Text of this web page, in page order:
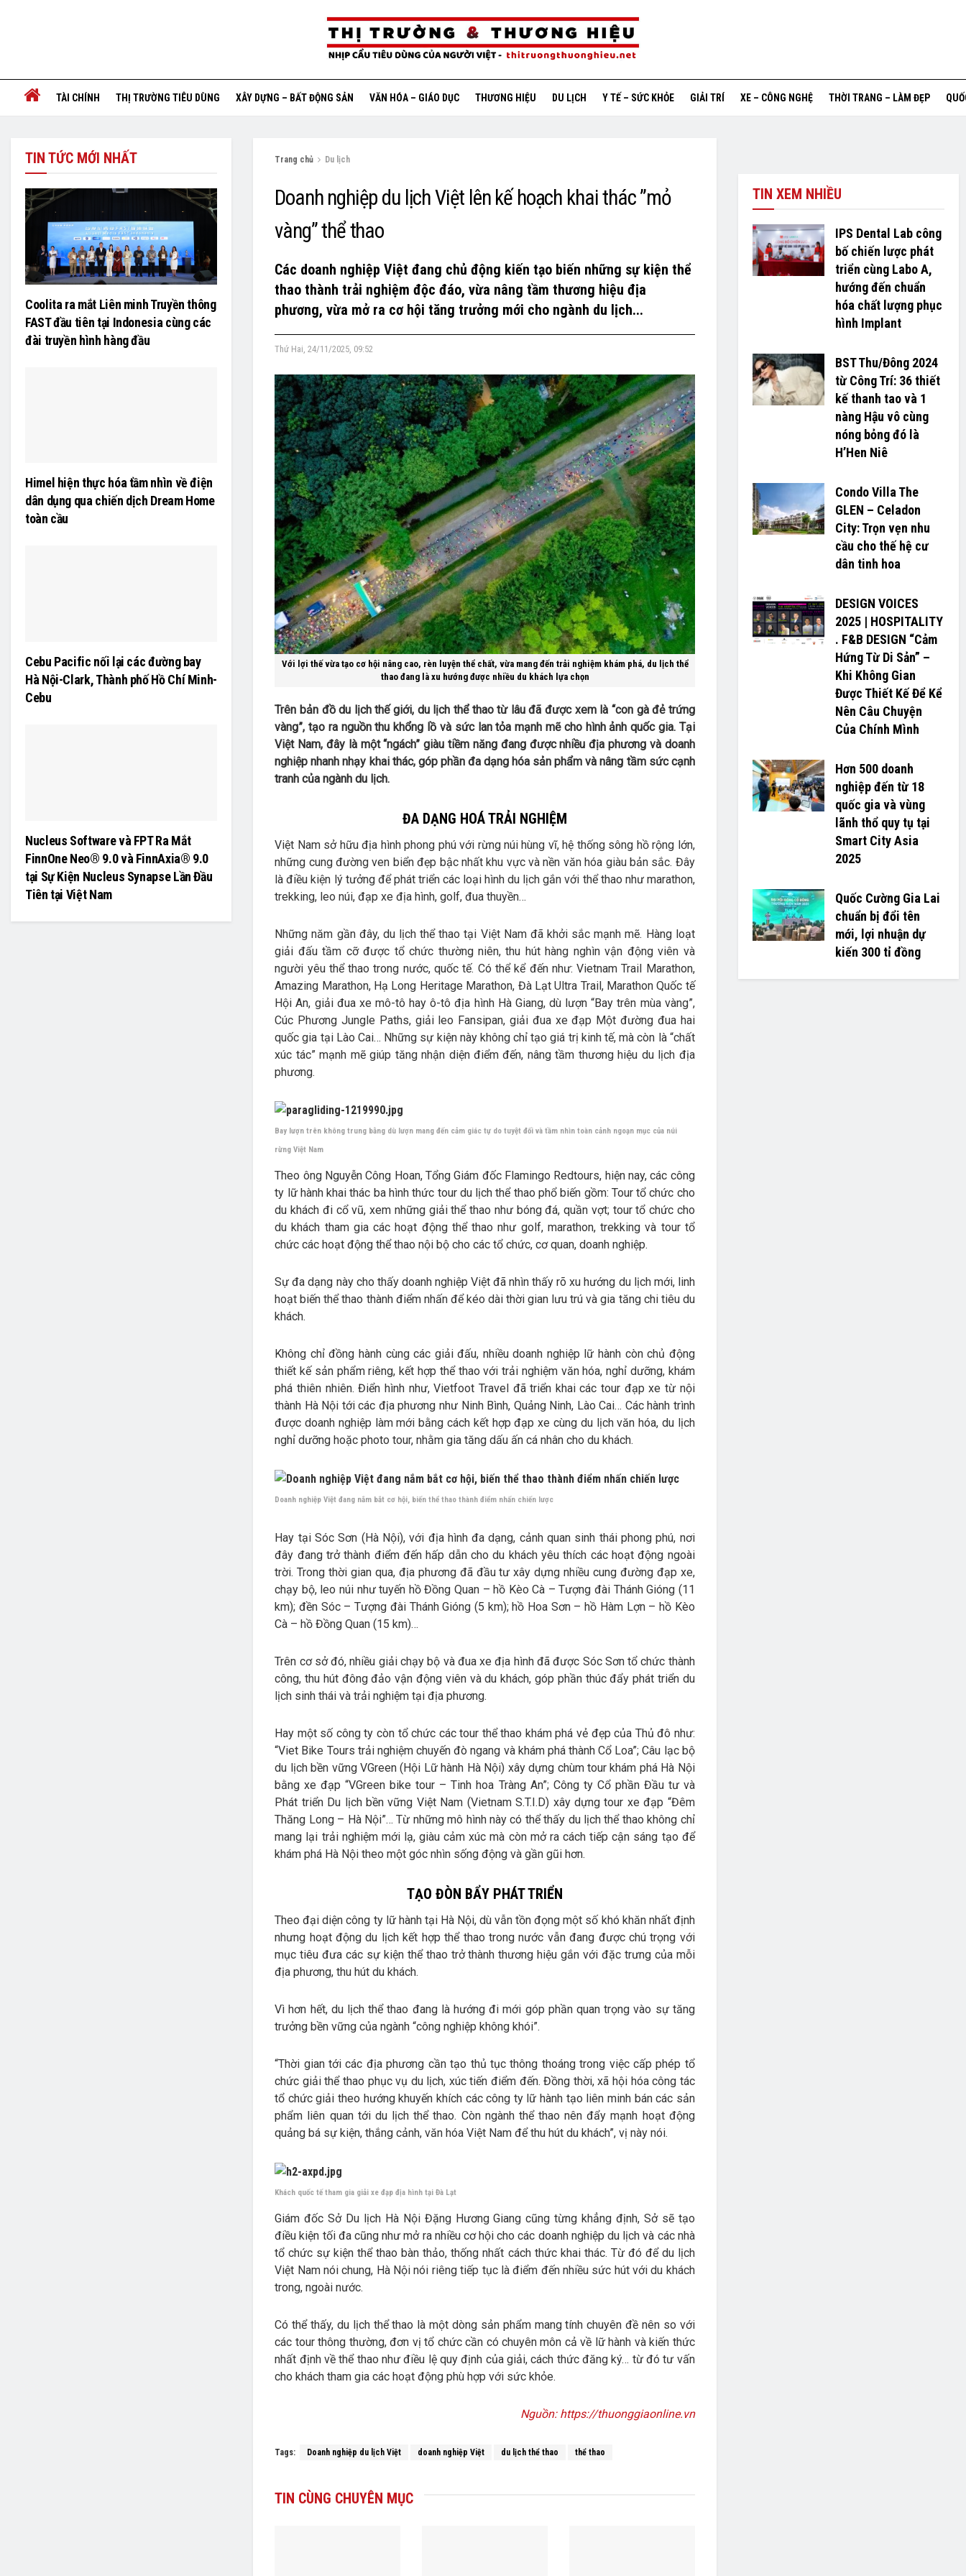
TÀI CHÍNH THỊ TRƯỜNG TIÊU DÙNG XÂY DỰNG – BẤT ĐỘNG SẢN VĂN HÓA – GIÁO DỤC THƯƠNG HIỆU DU LỊCH Y TẾ – SỨC KHỎE GIẢI TRÍ XE – CÔNG NGHỆ THỜI TRANG – LÀM ĐẸP
Trang chủ Du lịch
Doanh nghiệp du lịch Việt lên kế hoạch khai thác ”mỏ
vàng” thể thao
Các doanh nghiệp Việt đang chủ động kiến tạo biến những sự kiện thể
thao thành trải nghiệm độc đáo, vừa nâng tầm thương hiệu địa
phương, vừa mở ra cơ hội tăng trưởng mới cho ngành du lịch...
Thứ Hai, 24/11/2025, 09:52
Với lợi thế vừa tạo cơ hội nâng cao, rèn luyện thể chất, vừa mang đến trải nghiệm khám phá, du lịch thể
thao đang là xu hướng được nhiều du khách lựa chọn
Trên bản đồ du lịch thế giới, du lịch thể thao từ lâu đã được xem là “con gà đẻ trứng
vàng”, tạo ra nguồn thu khổng lồ và sức lan tỏa mạnh mẽ cho hình ảnh quốc gia. Tại
Việt Nam, đây là một “ngách” giàu tiềm năng đang được nhiều địa phương và doanh
nghiệp nhanh nhạy khai thác, góp phần đa dạng hóa sản phẩm và nâng tầm sức cạnh
tranh của ngành du lịch.
ĐA DẠNG HOÁ TRẢI NGHIỆM
Việt Nam sở hữu địa hình phong phú với rừng núi hùng vĩ, hệ thống sông hồ rộng lớn,
những cung đường ven biển đẹp bậc nhất khu vực và nền văn hóa giàu bản sắc. Đây
là điều kiện lý tưởng để phát triển các loại hình du lịch gắn với thể thao như marathon,
trekking, leo núi, đạp xe địa hình, golf, đua thuyền…
Những năm gần đây, du lịch thể thao tại Việt Nam đã khởi sắc mạnh mẽ. Hàng loạt
giải đấu tầm cỡ được tổ chức thường niên, thu hút hàng nghìn vận động viên và
người yêu thể thao trong nước, quốc tế. Có thể kể đến như: Vietnam Trail Marathon,
Amazing Marathon, Hạ Long Heritage Marathon, Đà Lạt Ultra Trail, Marathon Quốc tế
Hội An, giải đua xe mô-tô hay ô-tô địa hình Hà Giang, dù lượn “Bay trên mùa vàng”,
Cúc Phương Jungle Paths, giải leo Fansipan, giải đua xe đạp Một đường đua hai
quốc gia tại Lào Cai… Những sự kiện này không chỉ tạo giá trị kinh tế, mà còn là “chất
xúc tác” mạnh mẽ giúp tăng nhận diện điểm đến, nâng tầm thương hiệu du lịch địa
phương.
Bay lượn trên không trung bằng dù lượn mang đến cảm giác tự do tuyệt đối và tầm nhìn toàn cảnh ngoạn mục của núi
rừng Việt Nam
Theo ông Nguyễn Công Hoan, Tổng Giám đốc Flamingo Redtours, hiện nay, các công
ty lữ hành khai thác ba hình thức tour du lịch thể thao phổ biến gồm: Tour tổ chức cho
du khách đi cổ vũ, xem những giải thể thao như bóng đá, quần vợt; tour tổ chức cho
du khách tham gia các hoạt động thể thao như golf, marathon, trekking và tour tổ
chức các hoạt động thể thao nội bộ cho các tổ chức, cơ quan, doanh nghiệp.
Sự đa dạng này cho thấy doanh nghiệp Việt đã nhìn thấy rõ xu hướng du lịch mới, linh
hoạt biến thể thao thành điểm nhấn để kéo dài thời gian lưu trú và gia tăng chi tiêu du
khách.
Không chỉ đồng hành cùng các giải đấu, nhiều doanh nghiệp lữ hành còn chủ động
thiết kế sản phẩm riêng, kết hợp thể thao với trải nghiệm văn hóa, nghỉ dưỡng, khám
phá thiên nhiên. Điển hình như, Vietfoot Travel đã triển khai các tour đạp xe từ nội
thành Hà Nội tới các địa phương như Ninh Bình, Quảng Ninh, Lào Cai… Các hành trình
được doanh nghiệp làm mới bằng cách kết hợp đạp xe cùng du lịch văn hóa, du lịch
nghỉ dưỡng hoặc photo tour, nhằm gia tăng dấu ấn cá nhân cho du khách.
Doanh nghiệp Việt đang nắm bắt cơ hội, biến thể thao thành điểm nhấn chiến lược
Hay tại Sóc Sơn (Hà Nội), với địa hình đa dạng, cảnh quan sinh thái phong phú, nơi
đây đang trở thành điểm đến hấp dẫn cho du khách yêu thích các hoạt động ngoài
trời. Trong thời gian qua, địa phương đã đầu tư xây dựng nhiều cung đường đạp xe,
chạy bộ, leo núi như tuyến hồ Đồng Quan – hồ Kèo Cà – Tượng đài Thánh Gióng (11
km); đền Sóc – Tượng đài Thánh Gióng (5 km); hồ Hoa Sơn – hồ Hàm Lợn – hồ Kèo
Cà – hồ Đồng Quan (15 km)…
Trên cơ sở đó, nhiều giải chạy bộ và đua xe địa hình đã được Sóc Sơn tổ chức thành
công, thu hút đông đảo vận động viên và du khách, góp phần thúc đẩy phát triển du
lịch sinh thái và trải nghiệm tại địa phương.
Hay một số công ty còn tổ chức các tour thể thao khám phá vẻ đẹp của Thủ đô như:
“Viet Bike Tours trải nghiệm chuyến đò ngang và khám phá thành Cổ Loa”; Câu lạc bộ
du lịch bền vững VGreen (Hội Lữ hành Hà Nội) xây dựng chùm tour khám phá Hà Nội
bằng xe đạp “VGreen bike tour – Tinh hoa Tràng An”; Công ty Cổ phần Đầu tư và
Phát triển Du lịch bền vững Việt Nam (Vietnam S.T.I.D) xây dựng tour xe đạp “Đêm
Thăng Long – Hà Nội”… Từ những mô hình này có thể thấy du lịch thể thao không chỉ
mang lại trải nghiệm mới lạ, giàu cảm xúc mà còn mở ra cách tiếp cận sáng tạo để
khám phá Hà Nội theo một góc nhìn sống động và gần gũi hơn.
TẠO ĐÒN BẨY PHÁT TRIỂN
Theo đại diện công ty lữ hành tại Hà Nội, dù vẫn tồn đọng một số khó khăn nhất định
nhưng hoạt động du lịch kết hợp thể thao trong nước vẫn đang được chú trọng với
mục tiêu đưa các sự kiện thể thao trở thành thương hiệu gắn với đặc trưng của mỗi
địa phương, thu hút du khách.
Vì hơn hết, du lịch thể thao đang là hướng đi mới góp phần quan trọng vào sự tăng
trưởng bền vững của ngành “công nghiệp không khói”.
“Thời gian tới các địa phương cần tạo thủ tục thông thoáng trong việc cấp phép tổ
chức giải thể thao phục vụ du lịch, xúc tiến điểm đến. Đồng thời, xã hội hóa công tác
tổ chức giải theo hướng khuyến khích các công ty lữ hành tạo liên minh bán các sản
phẩm liên quan tới du lịch thể thao. Còn ngành thể thao nên đẩy mạnh hoạt động
quảng bá sự kiện, thắng cảnh, văn hóa Việt Nam để thu hút du khách”, vị này nói.
Khách quốc tế tham gia giải xe đạp địa hình tại Đà Lạt
Giám đốc Sở Du lịch Hà Nội Đặng Hương Giang cũng từng khẳng định, Sở sẽ tạo
điều kiện tối đa cũng như mở ra nhiều cơ hội cho các doanh nghiệp du lịch và các nhà
tổ chức sự kiện thể thao bàn thảo, thống nhất cách thức khai thác. Từ đó để du lịch
Việt Nam nói chung, Hà Nội nói riêng tiếp tục là điểm đến nhiều sức hút với du khách
trong, ngoài nước.
Có thể thấy, du lịch thể thao là một dòng sản phẩm mang tính chuyên đề nên so với
các tour thông thường, đơn vị tổ chức cần có chuyên môn cả về lữ hành và kiến thức
nhất định về thể thao như điều lệ quy định của giải, cách thức đăng ký… từ đó tư vấn
cho khách tham gia các hoạt động phù hợp với sức khỏe.
Nguồn: https://thuonggiaonline.vn
Tags: Doanh nghiệp du lịch Việt doanh nghiệp Việt du lịch thể thao thể thao
TIN CÙNG CHUYÊN MỤC
TIN TỨC MỚI NHẤT
Coolita ra mắt Liên minh Truyền thông
FAST đầu tiên tại Indonesia cùng các
đài truyền hình hàng đầu
Himel hiện thực hóa tầm nhìn về điện
dân dụng qua chiến dịch Dream Home
toàn cầu
Cebu Pacific nối lại các đường bay
Hà Nội-Clark, Thành phố Hồ Chí Minh-
Cebu
Nucleus Software và FPT Ra Mắt
FinnOne Neo® 9.0 và FinnAxia® 9.0
tại Sự Kiện Nucleus Synapse Lần Đầu
Tiên tại Việt Nam
TIN XEM NHIỀU
IPS Dental Lab công
bố chiến lược phát
triển cùng Labo A,
hướng đến chuẩn
hóa chất lượng phục
hình Implant
BST Thu/Đông 2024
từ Công Trí: 36 thiết
kế thanh tao và 1
nàng Hậu vô cùng
nóng bỏng đó là
H’H­­­­en Niê
Condo Villa The
GLEN – Celadon
City: Trọn vẹn nhu
cầu cho thế hệ cư
dân tinh hoa
DESIGN VOICES
2025 | HOSPITALITY
. F&B DESIGN “Cảm
Hứng Từ Di Sản” –
Khi Không Gian
Được Thiết Kế Để Kể
Nên Câu Chuyện
Của Chính Mình
Hơn 500 doanh
nghiệp đến từ 18
quốc gia và vùng
lãnh thổ quy tụ tại
Smart City Asia
2025
Quốc Cường Gia Lai
chuẩn bị đổi tên
mới, lợi nhuận dự
kiến 300 tỉ đồng